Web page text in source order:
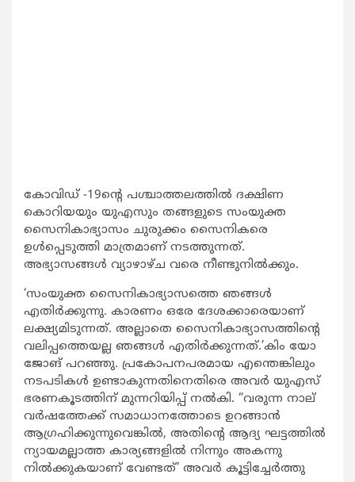
കോവിഡ് -19ന്‍റെ പശ്ചാത്തലത്തില്‍ ദക്ഷിണ
കൊറിയയും യുഎസും തങ്ങളുടെ സംയുക്ത
സൈനികാഭ്യാസം ചുരുക്കം സൈനികരെ
ഉള്‍പ്പെടുത്തി മാത്രമാണ് നടത്തുന്നത്.
അഭ്യാസങ്ങള്‍ വ്യാഴാഴ്ച വരെ നീണ്ടുനില്‍ക്കും.
‘സംയുക്ത സൈനികാഭ്യാസത്തെ ഞങ്ങള്‍
എതിര്‍ക്കുന്നു. കാരണം ഒരേ ദേശക്കാരെയാണ്
ലക്ഷ്യമിടുന്നത്. അല്ലാതെ സൈനികാഭ്യാസത്തിന്‍റെ
വലിപ്പത്തെയല്ല ഞങ്ങള്‍ എതിര്‍ക്കുന്നത്.’കിം യോ
ജോങ് പറഞ്ഞു. പ്രകോപനപരമായ എന്തെങ്കിലും
നടപടികള്‍ ഉണ്ടാകുന്നതിനെതിരെ അവര്‍ യുഎസ്
ഭരണകൂടത്തിന് മുന്നറിയിപ്പ് നല്‍കി. “വരുന്ന നാല്
വര്‍ഷത്തേക്ക് സമാധാനത്തോടെ ഉറങ്ങാന്‍
ആഗ്രഹിക്കുന്നുവെങ്കില്‍, അതിന്‍റെ ആദ്യ ഘട്ടത്തില്‍
ന്യായമല്ലാത്ത കാര്യങ്ങളില്‍ നിന്നും അകന്നു
നില്‍ക്കുകയാണ് വേണ്ടത്’ അവര്‍ കൂട്ടിച്ചേര്‍ത്തു